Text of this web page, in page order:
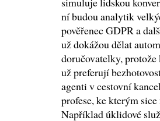
ní budou analytik
pověřenec GDPR a
už dokážou dělat
doručovatelky,
už preferují
agenti v cestovní
profese, ke kterým
Například úklidové